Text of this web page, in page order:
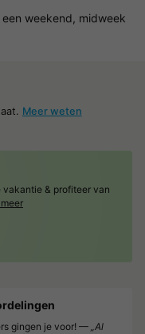
weekend, midweek
Meer weten
vakantie & profiteer van
gingen je voor! — „Al